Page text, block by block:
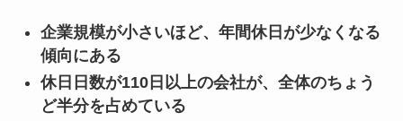
企業規模が小さいほど、年間休日が少なくなる
傾向にある
休日日数が110日以上の会社が、全体のちょう
ど半分を占めている